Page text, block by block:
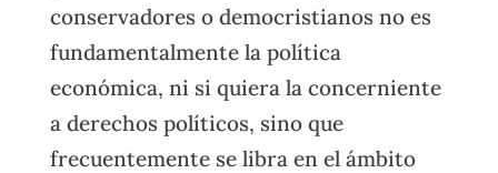
conservadores o democristianos no es
fundamentalmente la política
económica, ni si quiera la concerniente
a derechos políticos, sino que
frecuentemente se libra en el ámbito